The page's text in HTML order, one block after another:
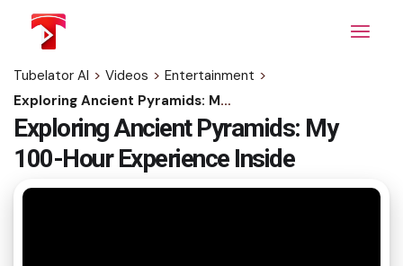
content
Tubelator AI > Videos > Entertainment >
Exploring Ancient Pyramids: My 100-Hour Experience Inside
Exploring Ancient Pyramids: My
100-Hour Experience Inside